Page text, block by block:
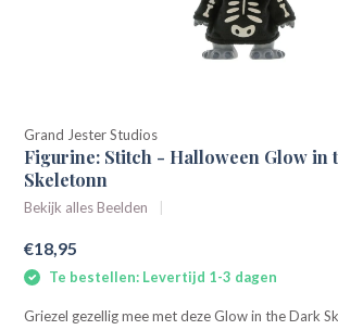
Grand Jester Studios
Figurine: Stitch - Halloween Glow in
Skeletonn
Bekijk alles Beelden
€18,95
Te bestellen: Levertijd 1-3 dagen
Griezel gezellig mee met deze Glow in the Dark